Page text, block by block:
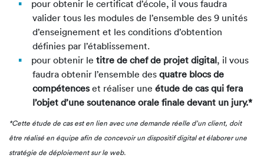
Compétences attestées :
Mener une veille constante sur les évolutions,
les tendances du marché et les bonnes
pratiques du secteur digital
Analyser les besoins du client
Organiser des sessions d’idéation
Cadrer le périmètre du projet
Définir le cahier des charges du projet digital
Définir les persona et les parcours utilisateurs
Créer un parcours transactionnel
pour obtenir le certificat d’école, il vous faudra
valider tous les modules de l’ensemble des 9 unités
d’enseignement et les conditions d’obtention
définies par l’établissement.
pour obtenir le titre de chef de projet digital, il vous
faudra obtenir l’ensemble des quatre blocs de
compétenceset réaliser une étude de cas qui fera
l’objet d’une soutenance orale finale devant un jury.*
*Cette étude de cas est en lien avec une demande réelle d’un client, doit
être réalisé en équipe afin de concevoir un dispositif digital et élaborer une
stratégie de déploiement sur le web.